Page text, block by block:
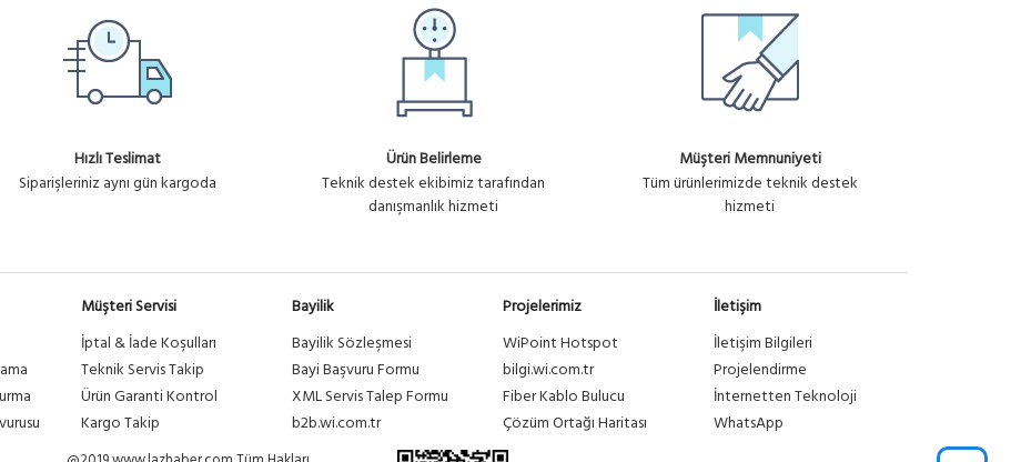
Hızlı Teslimat
Siparişleriniz aynı gün kargoda
Ürün Belirleme
Teknik destek ekibimiz tarafından
danışmanlık hizmeti
Müşteri Memnuniyeti
Tüm ürünlerimizde teknik destek
hizmeti
Müşteri Servisi
İptal & İade Koşulları
Teknik Servis Takip
Ürün Garanti Kontrol
Kargo Takip
Bayilik
Bayilik Sözleşmesi
Bayi Başvuru Formu
XML Servis Talep Formu
b2b.wi.com.tr
Projelerimiz
WiPoint Hotspot
bilgi.wi.com.tr
Fiber Kablo Bulucu
Çözüm Ortağı Haritası
İletişim
İletişim Bilgileri
Projelendirme
İnternetten Teknoloji
WhatsApp